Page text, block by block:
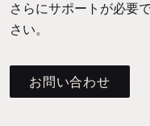
さらにサポートが必要
さい。
お問い合わせ